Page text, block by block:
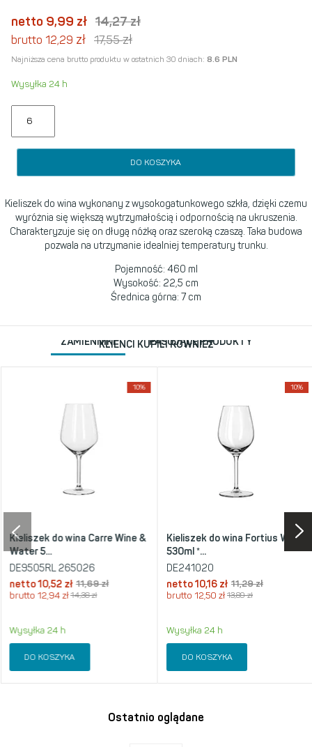
netto 9,99 zł 14,27zł
brutto 12,29 zł 17,55zł
Najniższa cena brutto produktu w ostatnich 30 dniach: 8.6 PLN
Wysyłka 24 h
DO KOSZYKA
Kieliszek do wina wykonany z wysokogatunkowego szkła, dzięki czemu
wyróżnia się większą wytrzymałością i odpornością na ukruszenia.
Charakteryzuje się on długą nóżką oraz szeroką czaszą. Taka budowa
pozwala na utrzymanie idealniej temperatury trunku.
Pojemność: 460 ml
Wysokość: 22,5 cm
Średnica górna: 7 cm
ZAMIENNIKI PASUJĄCE PRODUKTY
KLIENCI KUPILI RÓWNIEŻ
10%
Kieliszek do wina Carre Wine &
Water 5...
DE9505RL 265026
netto10,52 zł 11,69 zł
brutto 12,94 zł 14,38 zł
Wysyłka 24 h
DO KOSZYKA
10%
Kieliszek do wina Fortius Wine
530ml *...
DE241020
netto 10,16 zł 11,29 zł
brutto 12,50 zł 13,89 zł
Wysyłka 24 h
DO KOSZYKA
Ostatnio oglądane